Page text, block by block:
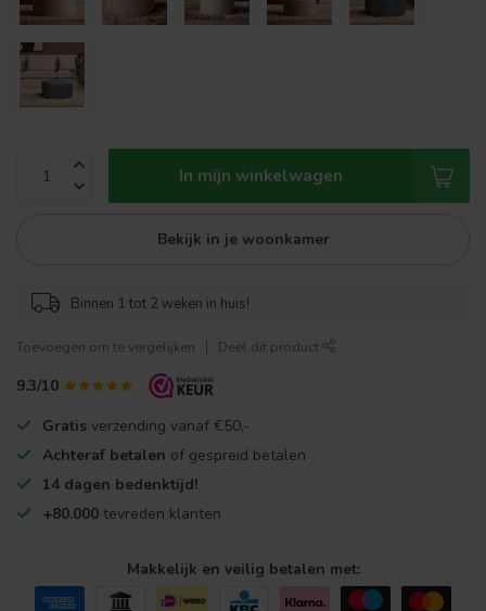
In mijn winkelwagen
Bekijk in je woonkamer
Binnen 1 tot 2 weken in huis!
Toevoegen om te vergelijken Deel dit product
9.3/10
Gratis verzending vanaf €50,-
Achteraf betalen of gespreid betalen
14 dagen bedenktijd!
+80.000 tevreden klanten
Makkelijk en veilig betalen met: